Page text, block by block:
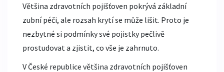
Většina zdravotních pojišťoven pokrývá základní
zubní péči, ale rozsah krytí se může lišit. Proto je
nezbytné si podmínky své pojistky pečlivě
prostudovat a zjistit, co vše je zahrnuto.
V České republice většina zdravotních pojišťoven